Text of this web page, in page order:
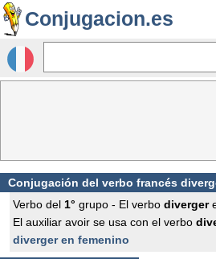
Conjugacion.es
Conjugación del verbo francés
Verbo del 1° grupo - El verbo diverger
El auxiliar avoir se usa con el verbo
diverger en femenino